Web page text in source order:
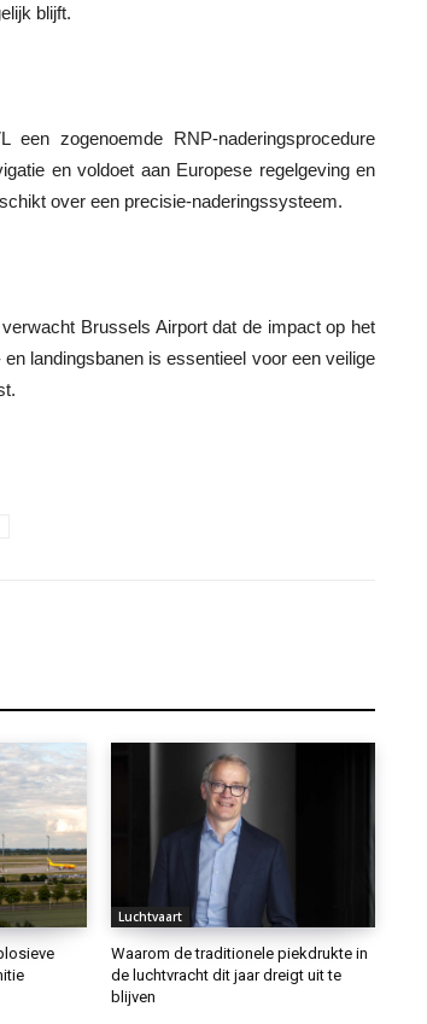
blijft.
zogenoemde RNP-naderingsprocedure
en voldoet aan Europese regelgeving en
over een precisie-naderingssysteem.
Brussels Airport dat de impact op het
landingsbanen is essentieel voor een veilige
Luchtvaart
Waarom de traditionele piekdrukte in
de luchtvracht dit jaar dreigt uit te
blijven